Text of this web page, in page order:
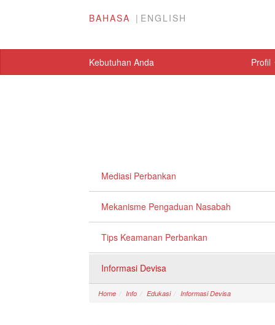
BAHASA ENGLISH
Kebutuhan Anda Profil
Mediasi Perbankan
Mekanisme Pengaduan Nasabah
Tips Keamanan Perbankan
Informasi Devisa
Home Info Edukasi Informasi Devisa